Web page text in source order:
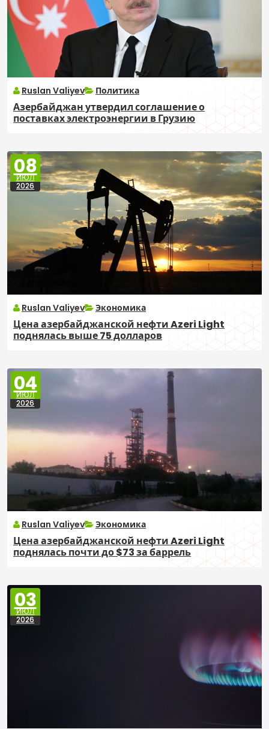
Ruslan Valiyev Политика
Азербайджан утвердил соглашение о
поставках электроэнергии в Грузию
08
ИЮЛ
2026
Ruslan Valiyev Экономика
Цена азербайджанской нефти Azeri Light
поднялась выше 75 долларов
04
ИЮЛ
2026
Ruslan Valiyev Экономика
Цена азербайджанской нефти Azeri Light
поднялась почти до $73 за баррель
03
ИЮЛ
2026